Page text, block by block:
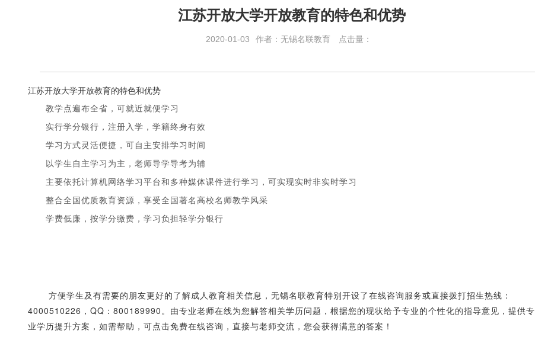
江苏开放大学开放教育的特色和优势
2020-01-03 作者：无锡名联教育 点击量：
江苏开放大学开放教育的特色和优势
教学点遍布全省，可就近就便学习
实行学分银行，注册入学，学籍终身有效
学习方式灵活便捷，可自主安排学习时间
以学生自主学习为主，老师导学导考为辅
主要依托计算机网络学习平台和多种媒体课件进行学习，可实现实时非实时学习
整合全国优质教育资源，享受全国著名高校名师教学风采
学费低廉，按学分缴费，学习负担轻学分银行
方便学生及有需要的朋友更好的了解成人教育相关信息，无锡名联教育特别开设了在线咨询服务或直接拨打招生热线：
4000510226，QQ：800189990。由专业老师在线为您解答相关学历问题，根据您的现状给予专业的个性化的指导意见，提供专
业学历提升方案，如需帮助，可点击免费在线咨询，直接与老师交流，您会获得满意的答案！